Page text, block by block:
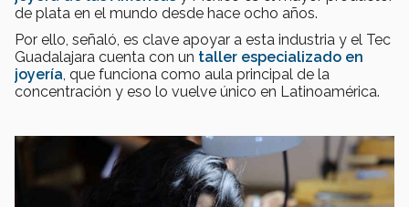
de plata en el mundo desde hace ocho años.
Por ello, señaló, es clave apoyar a esta industria y el Tec
Guadalajara cuenta con un taller especializado en
joyería, que funciona como aula principal de la
concentración y eso lo vuelve único en Latinoamérica.